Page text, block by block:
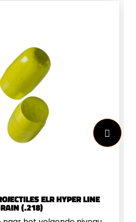
ELR HYPER LINE
(.218)